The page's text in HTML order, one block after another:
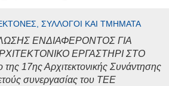
ΣΎΛΛΟΓΟΙ ΚΑΙ ΤΜΉΜΑΤΑ
ΕΝΔΙΑΦΕΡΟΝΤΟΣ ΓΙΑ
ΕΡΓΑΣΤΗΡΙ ΣΤΟ
17ης Αρχιτεκτονικής Συνάντησης
συνεργασίας του ΤΕΕ